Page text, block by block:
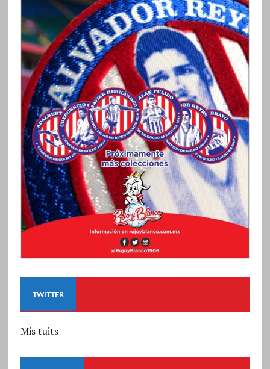
TWITTER
Mis tuits